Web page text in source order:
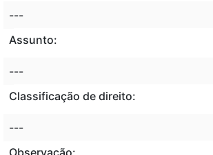
---
Assunto:
---
Classificação de direito:
---
Observação: